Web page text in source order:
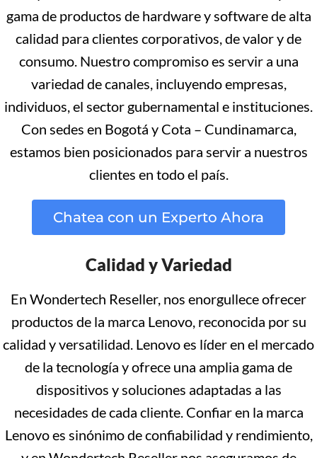
gama de productos de hardware y software de alta
calidad para clientes corporativos, de valor y de
consumo. Nuestro compromiso es servir a una
variedad de canales, incluyendo empresas,
individuos, el sector gubernamental e instituciones.
Con sedes en Bogotá y Cota – Cundinamarca,
estamos bien posicionados para servir a nuestros
clientes en todo el país.
Chatea con un Experto Ahora
Calidad y Variedad
En Wondertech Reseller, nos enorgullece ofrecer
productos de la marca Lenovo, reconocida por su
calidad y versatilidad. Lenovo es líder en el mercado
de la tecnología y ofrece una amplia gama de
dispositivos y soluciones adaptadas a las
necesidades de cada cliente. Confiar en la marca
Lenovo es sinónimo de confiabilidad y rendimiento,